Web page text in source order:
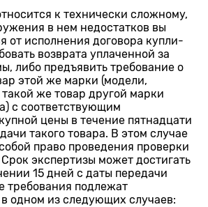
к технически сложному,
в нем недостатков вы
от исполнения договора купли-
возврата уплаченной за
либо предъявить требование о
этой же марки (модели,
же товар другой марки
с соответствующим
цены в течение пятнадцати
такого товара. В этом случае
право проведения проверки
экспертизы может достигать
15 дней с даты передачи
требования подлежат
одном из следующих случаев: